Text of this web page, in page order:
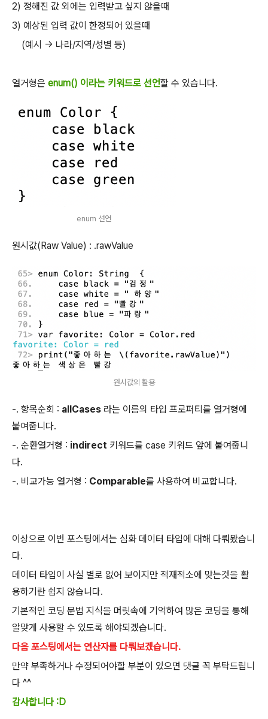
2) 정해진 값 외에는 입력받고 싶지 않을때
3) 예상된 입력 값이 한정되어 있을때
(예시 -> 나라/지역/성별 등)
열거형은 enum() 이라는 키워드로 선언할 수 있습니다.
enum 선언
원시값(Raw Value) : .rawValue
원시값의 활용
-. 항목순회 : allCases 라는 이름의 타입 프로퍼티를 열거형에
붙여줍니다.
-. 순환열거형 : indirect 키워드를 case 키워드 앞에 붙여줍니
다.
-. 비교가능 열거형 : Comparable를 사용하여 비교합니다.
이상으로 이번 포스팅에서는 심화 데이터 타입에 대해 다뤄봤습니
다.
데이터 타입이 사실 별로 없어 보이지만 적재적소에 맞는것을 활
용하기란 쉽지 않습니다.
기본적인 코딩 문법 지식을 머릿속에 기억하여 많은 코딩을 통해
알맞게 사용할 수 있도록 해야되겠습니다.
다음 포스팅에서는 연산자를 다뤄보겠습니다.
만약 부족하거나 수정되어야할 부분이 있으면 댓글 꼭 부탁드립니
다 ^^
감사합니다 :D